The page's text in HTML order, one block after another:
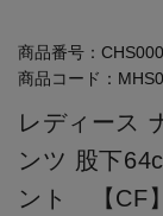
商品番号：
商品コード：
レディース
ンツ 股下
ント 【CF